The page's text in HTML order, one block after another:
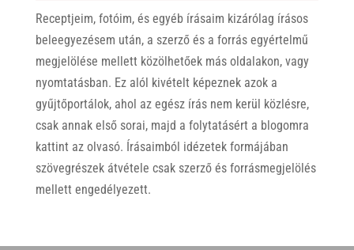
Receptjeim, fotóim, és egyéb írásaim kizárólag írásos
beleegyezésem után, a szerző és a forrás egyértelmű
megjelölése mellett közölhetőek más oldalakon, vagy
nyomtatásban. Ez alól kivételt képeznek azok a
gyűjtőportálok, ahol az egész írás nem kerül közlésre,
csak annak első sorai, majd a folytatásért a blogomra
kattint az olvasó. Írásaimból idézetek formájában
szövegrészek átvétele csak szerző és forrásmegjelölés
mellett engedélyezett.